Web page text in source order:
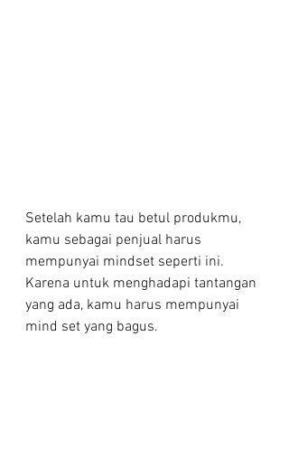
Setelah kamu tau betul produkmu,
kamu sebagai penjual harus
mempunyai mindset seperti ini.
Karena untuk menghadapi tantangan
yang ada, kamu harus mempunyai
mind set yang bagus.